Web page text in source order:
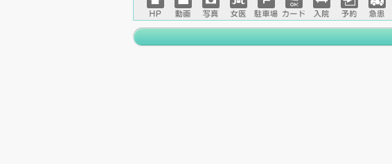
ホーム
ページ
動画 写真 女医 駐車場クレジ
ットカ
ード
入院 予約 急患